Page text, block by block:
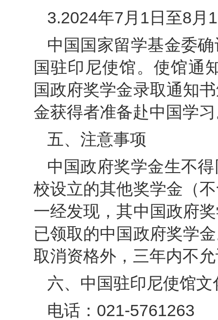
3.2024年7月1日至8月
中国国家留学基金委
国驻印尼使馆。使馆通
国政府奖学金录取通知
金获得者准备赴中国学
五、注意事项
中国政府奖学金生不
校设立的其他奖学金（
一经发现，其中国政府
已领取的中国政府奖学
取消资格外，三年内不
六、中国驻印尼使馆
电话：021-5761263